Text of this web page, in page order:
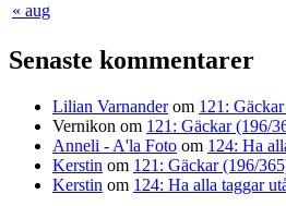
« aug
Senaste kommentarer
Lilian Varnanderom 121:
Vernikon om 121: Gäckar (196/
Anneli - A'la Foto om 124: Ha
Kerstin om 121: Gäckar (196/
Kerstin om 124: Ha alla taggar